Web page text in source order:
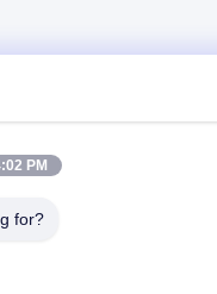
PM
for?